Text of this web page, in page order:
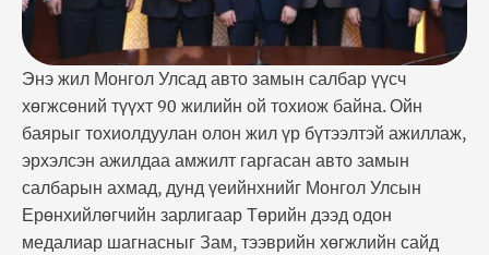
Энэ жил Монгол Улсад авто замын салбар үүсч
хөгжсөний түүхт 90 жилийн ой тохиож байна. Ойн
баярыг тохиолдуулан олон жил үр бүтээлтэй ажиллаж,
эрхэлсэн ажилдаа амжилт гаргасан авто замын
салбарын ахмад, дунд үеийнхнийг Монгол Улсын
Ерөнхийлөгчийн зарлигаар Төрийн дээд одон
медалиар шагнасныг Зам, тээврийн хөгжлийн сайд